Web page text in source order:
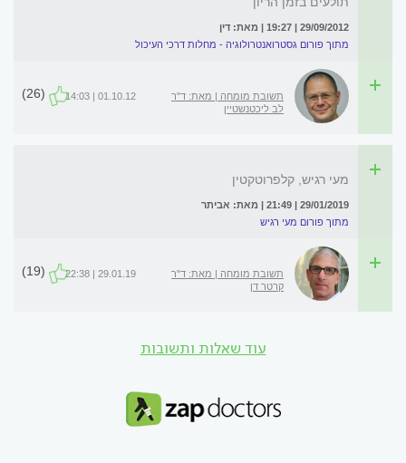
29/09/2012 | 19:27 | מאת: דין
מתוך פורום גסטרואנטרולוגיה - מחלות דרכי העיכול
תשובת מומחה | מאת: ד"ר
לב ליכטנשטיין
01.10.12 | 14:03
(26)
מעי רגיש, קלפרוטקטין
29/01/2019 | 21:49 | מאת: אביתר
מתוך פורום מעי רגיש
תשובת מומחה | מאת: ד"ר
קרטר דן
29.01.19 | 22:38
(19)
עוד שאלות ותשובות